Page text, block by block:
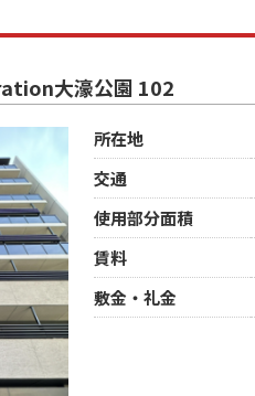
大濠公園 102
所在地
交通
使用部分面積
賃料
敷金・礼金